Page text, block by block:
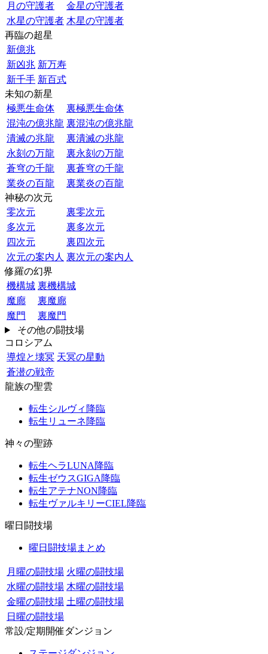
月の守護者
金星の守護者
水星の守護者 木星の守護者
再臨の超星
新億兆
新凶兆 新万寿
新千手 新百式
未知の新星
極悪生命体
裏極悪生命体
混沌の億兆龍 裏混沌の億兆龍
潰滅の兆龍
裏潰滅の兆龍
永刻の万龍
裏永刻の万龍
蒼穹の千龍
裏蒼穹の千龍
業炎の百龍
裏業炎の百龍
神秘の次元
零次元
裏零次元
多次元
裏多次元
四次元
裏四次元
次元の案内人 裏次元の案内人
修羅の幻界
機構城 裏機構城
魔廊
裏魔廊
魔門
裏魔門
その他の闘技場
コロシアム
導煌と壊冥 天冥の星動
蒼潜の戦帝
龍族の聖雲
転生シルヴィ降臨
転生リューネ降臨
神々の聖跡
転生ヘラLUNA降臨
転生ゼウスGIGA降臨
転生アテナNON降臨
転生ヴァルキリーCIEL降臨
曜日闘技場
曜日闘技場まとめ
月曜の闘技場 火曜の闘技場
水曜の闘技場 木曜の闘技場
金曜の闘技場 土曜の闘技場
日曜の闘技場
常設/定期開催ダンジョン